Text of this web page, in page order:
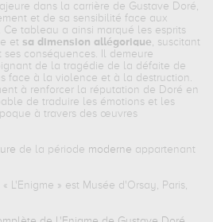
dans la carrière de Gustave Doré,
et de sa sensibilité face aux
Ce tableau a ainsi marqué les esprits
et sa dimension allégorique, suscitant
conséquences. Il demeure
de la tragédie de la défaite de
face à la violence et à la destruction.
à renforcer la réputation de Doré en
de traduire les émotions et les
à travers des œuvres
de la période moderne appartenant
L'Enigme » est Musée d'Orsay, Paris,